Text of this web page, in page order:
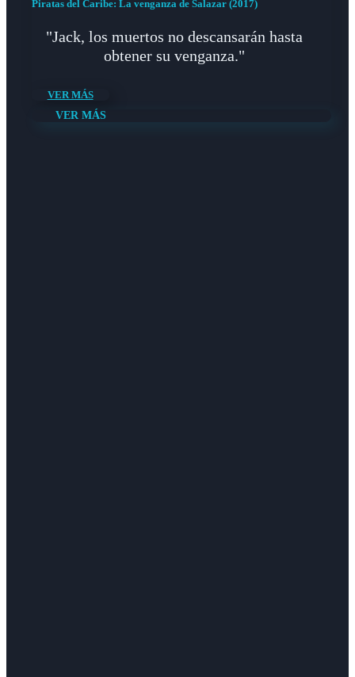
Piratas del Caribe: La venganza de Salazar (2017)
"Jack, los muertos no descansarán hasta
obtener su venganza."
VER MÁS
VER MÁS